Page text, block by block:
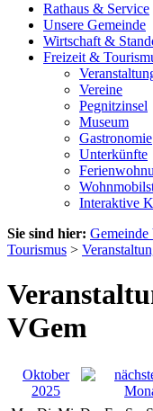
Rathaus & Service
Unsere Gemeinde
Wirtschaft &
Freizeit &
Vereine
Pegnitzinsel
Museum
Gastronomie
Unterkünfte
Interaktive
Sie sind hier: Gemeinde
Tourismus >
VGem
Oktober
2025